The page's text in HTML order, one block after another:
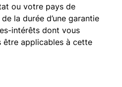
ou votre pays de
la durée d’une garantie
intérêts dont vous
être applicables à cette